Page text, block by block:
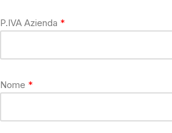
P.IVA Azienda
Nome